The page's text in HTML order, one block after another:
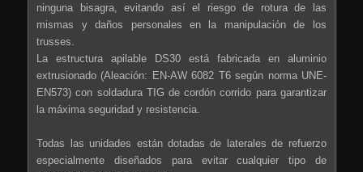
ninguna bisagra, evitando así el riesgo de rotura de las
mismas y daños personales en la manipulación de los
trusses.
La estructura apilable DS30 está fabricada en aluminio
extrusionado (Aleación: EN-AW 6082 T6 según norma UNE-
EN573) con soldadura TIG de cordón corrido para garantizar
la máxima seguridad y resistencia.
Todas las unidades están dotadas de laterales de refuerzo
especialmente diseñados para evitar cualquier tipo de